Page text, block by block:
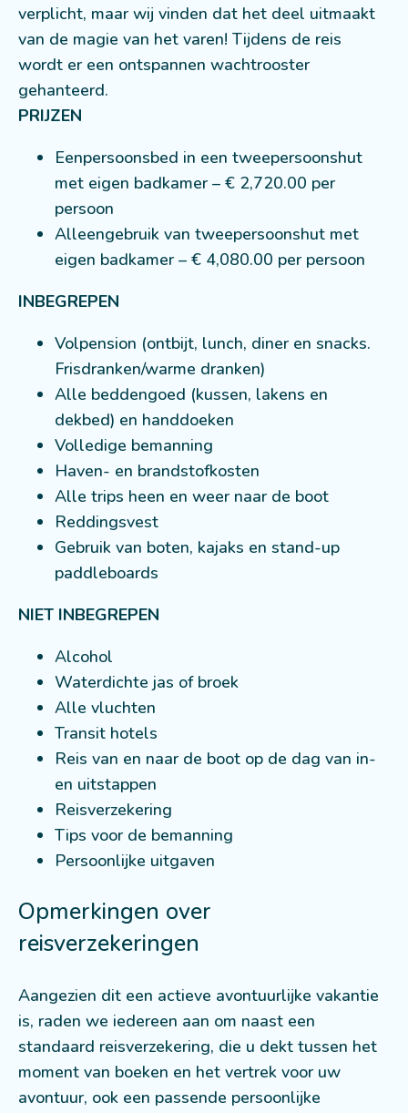
verplicht, maar wij vinden dat het deel uitmaakt
van de magie van het varen! Tijdens de reis
wordt er een ontspannen wachtrooster
gehanteerd.
PRIJZEN
Eenpersoonsbed in een tweepersoonshut
met eigen badkamer – € 2,720.00 per
persoon
Alleengebruik van tweepersoonshut met
eigen badkamer – € 4,080.00 per persoon
INBEGREPEN
Volpension (ontbijt, lunch, diner en snacks.
Frisdranken/warme dranken)
Alle beddengoed (kussen, lakens en
dekbed) en handdoeken
Volledige bemanning
Haven- en brandstofkosten
Alle trips heen en weer naar de boot
Reddingsvest
Gebruik van boten, kajaks en stand-up
paddleboards
NIET INBEGREPEN
Alcohol
Waterdichte jas of broek
Alle vluchten
Transit hotels
Reis van en naar de boot op de dag van in-
en uitstappen
Reisverzekering
Tips voor de bemanning
Persoonlijke uitgaven
Opmerkingen over
reisverzekeringen
Aangezien dit een actieve avontuurlijke vakantie
is, raden we iedereen aan om naast een
standaard reisverzekering, die u dekt tussen het
moment van boeken en het vertrek voor uw
avontuur, ook een passende persoonlijke